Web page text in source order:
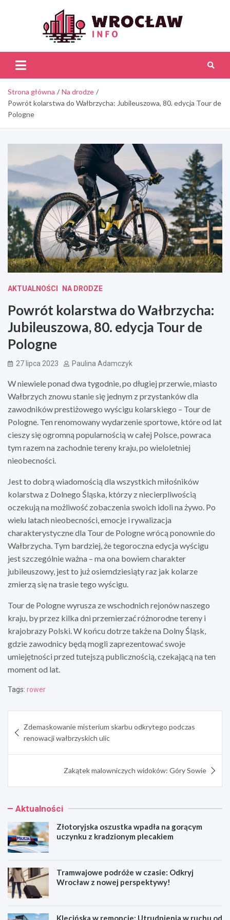
Strona główna
Na drodze
Powrót kolarstwa do Wałbrzycha: Jubileuszowa, 80. edycja Tour de
Pologne
AKTUALNOŚCI NA DRODZE
Powrót kolarstwa do Wałbrzycha:
Jubileuszowa, 80. edycja Tour de
Pologne
27 lipca 2023 Paulina Adamczyk
W niewiele ponad dwa tygodnie, po długiej przerwie, miasto
Wałbrzych znowu stanie się jednym z przystanków dla
zawodników prestiżowego wyścigu kolarskiego – Tour de
Pologne. Ten renomowany wydarzenie sportowe, które od lat
cieszy się ogromną popularnością w całej Polsce, powraca
tym razem na zachodnie tereny kraju, po wieloletniej
nieobecności.
Jest to dobrą wiadomością dla wszystkich miłośników
kolarstwa z Dolnego Śląska, którzy z niecierpliwością
oczekują na możliwość zobaczenia swoich idoli na żywo. Po
wielu latach nieobecności, emocje i rywalizacja
charakterystyczne dla Tour de Pologne wrócą ponownie do
Wałbrzycha. Tym bardziej, że tegoroczna edycja wyścigu
jest szczególnie ważna – ma ona bowiem charakter
jubileuszowy, jest to już osiemdziesiąty raz jak kolarze
zmierzą się na trasie tego wyścigu.
Tour de Pologne wyrusza ze wschodnich rejonów naszego
kraju, by przez kilka dni przemierzać różnorodne tereny i
krajobrazy Polski. W końcu dotrze także na Dolny Śląsk,
gdzie zawodnicy będą mogli zaprezentować swoje
umiejętności przed tutejszą publicznością, czekającą na ten
moment od lat.
Tags: rower
wpisu
Zdemaskowanie misterium skarbu odkrytego podczas
renowacji wałbrzyskich ulic
Zakątek malowniczych widoków: Góry Sowie
Aktualności
Złotoryjska oszustka wpadła na gorącym
uczynku z kradzionym plecakiem
Tramwajowe podróże w czasie: Odkryj
Wrocław z nowej perspektywy!
Klecińska w remoncie: Utrudnienia w ruchu od